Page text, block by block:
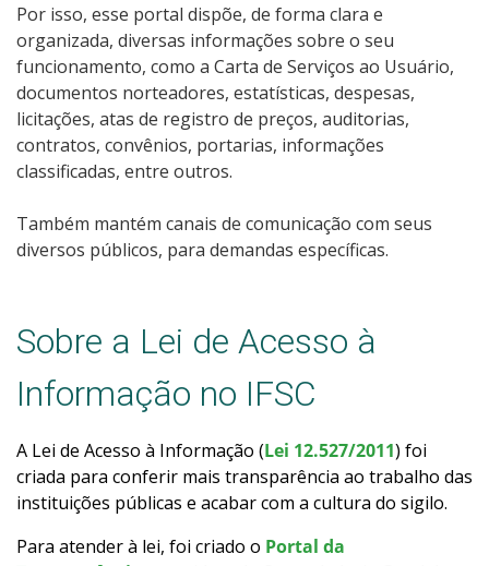
Servidores
Relatórios de Gestão
Perguntas Frequentes
Publicações Oficiais
Tecnologia da Informação
Relação com Fundação de Apoio
Por isso, esse portal dispõe, de forma clara e
organizada, diversas informações sobre o seu
funcionamento, como a Carta de Serviços ao Usuário,
documentos norteadores, estatísticas, despesas,
licitações, atas de registro de preços, auditorias,
contratos, convênios, portarias, informações
classificadas, entre outros.
Também mantém canais de comunicação com seus
diversos públicos, para demandas específicas.
Sobre a Lei de Acesso à
Informação no IFSC
A Lei de Acesso à Informação (Lei 12.527/2011) foi
criada para conferir mais transparência ao trabalho das
instituições públicas e acabar com a cultura do sigilo.
Para atender à lei, foi criado o Portal da